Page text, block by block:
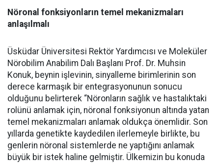
Nöronal fonksiyonların temel mekanizmaları
anlaşılmalı
Üsküdar Üniversitesi Rektör Yardımcısı ve Moleküler
Nörobilim Anabilim Dalı Başlanı Prof. Dr. Muhsin
Konuk, beynin işlevinin, sinyalleme birimlerinin son
derece karmaşık bir entegrasyonunun sonucu
olduğunu belirterek “Nöronların sağlık ve hastalıktaki
rolünü anlamak için, nöronal fonksiyonun altında yatan
temel mekanizmaları anlamak oldukça önemlidir. Son
yıllarda genetikte kaydedilen ilerlemeyle birlikte, bu
genlerin nöronal sistemlerde ne yaptığını anlamak
büyük bir istek haline gelmiştir. Ülkemizin bu konuda